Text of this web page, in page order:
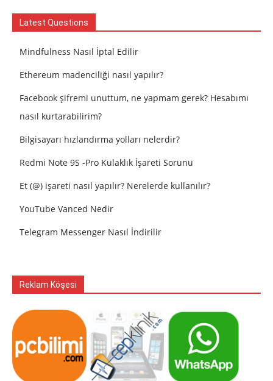
Latest Questions
Mindfulness Nasıl İptal Edilir
Ethereum madenciliği nasıl yapılır?
Facebook şifremi unuttum, ne yapmam gerek? Hesabımı
nasıl kurtarabilirim?
Bilgisayarı hızlandırma yolları nelerdir?
Redmi Note 9S -Pro Kulaklık İşareti Sorunu
Et (@) işareti nasıl yapılır? Nerelerde kullanılır?
YouTube Vanced Nedir
Telegram Messenger Nasıl İndirilir
Reklam Köşesi